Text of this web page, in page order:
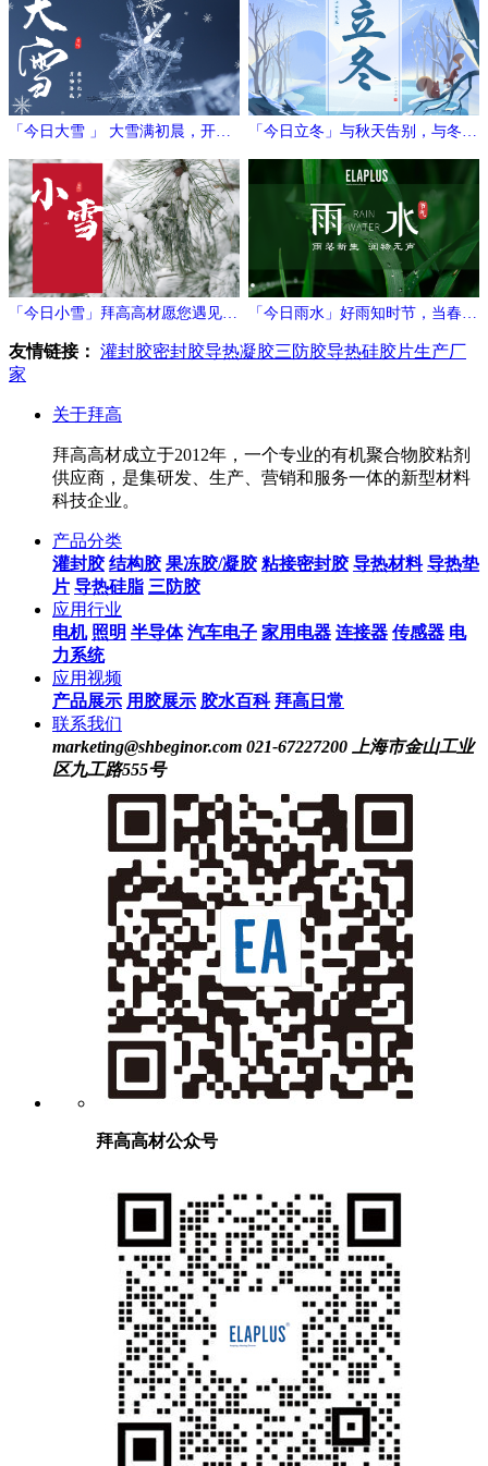
「今日大雪 」 大雪满初晨，开门
万象新
「今日立冬」与秋天告别，与冬日
相拥
「今日小雪」拜高高材愿您遇见冬
日的温暖与期待！
「今日雨水」好雨知时节，当春乃
发生
友情链接： 灌封胶密封胶导热凝胶三防胶导热硅胶片生产厂
家
关于拜高
拜高高材成立于2012年，一个专业的有机聚合物胶粘剂
供应商，是集研发、生产、营销和服务一体的新型材料
科技企业。
产品分类
灌封胶 结构胶 果冻胶/凝胶 粘接密封胶 导热材料 导热垫
片 导热硅脂 三防胶
应用行业
电机 照明 半导体 汽车电子 家用电器 连接器 传感器 电
力系统
应用视频
产品展示 用胶展示 胶水百科 拜高日常
联系我们
marketing@shbeginor.com 021-67227200
上海市金山工业
区九工路555号
拜高高材公众号